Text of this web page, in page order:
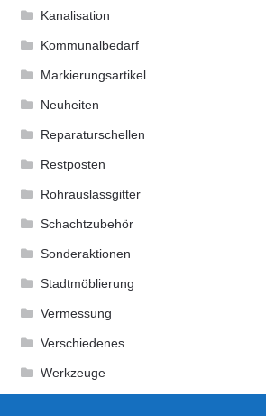
Kanalisation
Kommunalbedarf
Markierungsartikel
Neuheiten
Reparaturschellen
Restposten
Rohrauslassgitter
Schachtzubehör
Sonderaktionen
Stadtmöblierung
Vermessung
Verschiedenes
Werkzeuge